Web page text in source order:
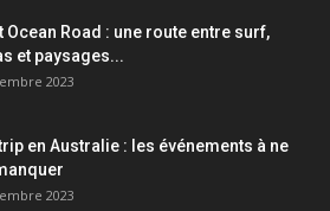
Ocean Road : une route entre surf,
et paysages...
2023
en Australie : les événements à ne
2023